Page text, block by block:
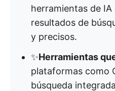
herramientas de
resultados de
y precisos.
✨Herramientas
plataformas como
búsqueda